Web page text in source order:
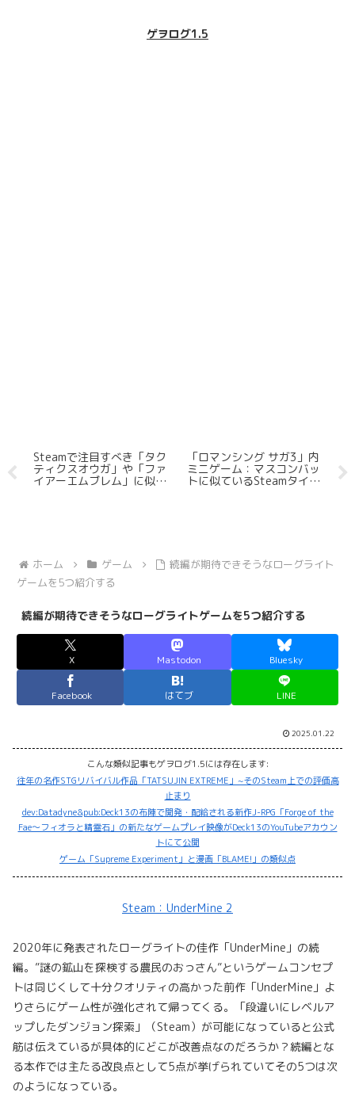
ゲヲログ1.5
Steamで注目すべき「タク
ティクスオウガ」や「ファ
イアーエムブレム」に似て
「ロマンシング サガ3」内
ミニゲーム：マスコンバッ
トに似ているSteamタイト
で
ゲ
ホーム ゲーム
続編が期待できそうなローグライト
ゲームを5つ紹介する
続編が期待できそうなローグライトゲームを5つ紹介する
X Mastodon Bluesky
Facebook はてブ LINE
2025.01.22
こんな類似記事もゲヲログ1.5には存在します:
往年の名作STGリバイバル作品「TATSUJIN EXTREME」~そのSteam上での評価高
止まり
dev:Datadyne&pub:Deck13の布陣で開発・配給される新作J-RPG「Forge of the
Fae〜フィオラと精霊石」の新たなゲームプレイ映像がDeck13のYouTubeアカウン
トにて公開
ゲーム「Supreme Experiment」と漫画「BLAME!」の類似点
Steam：UnderMine 2
2020年に発表されたローグライトの佳作「UnderMine」の続
編。”謎の鉱山を探検する農民のおっさん”というゲームコンセプ
トは同じくして十分クオリティの高かった前作「UnderMine」よ
りさらにゲーム性が強化されて帰ってくる。「段違いにレベルア
ップしたダンジョン探索」（Steam）が可能になっていると公式
筋は伝えているが具体的にどこが改善点なのだろうか？続編とな
る本作では主たる改良点として5点が挙げられていてその5つは次
のようになっている。